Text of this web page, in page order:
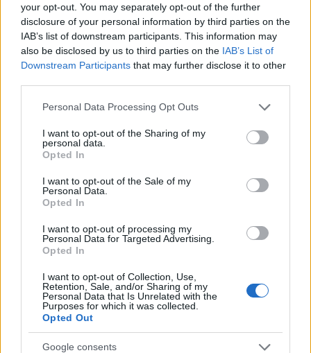
your opt-out. You may separately opt-out of the further
disclosure of your personal information by third parties on the
IAB’s list of downstream participants. This information may
also be disclosed by us to third parties on the IAB’s List of
Downstream Participants that may further disclose it to other
Please note that this website/app uses one or more Google
not limited to your visit or usage behaviour. You may click to
grant or deny consent to Google and its third-party tags to
use your data for below specified purposes in below Google
consent section.
Personal Data Processing Opt Outs
I want to opt-out of the Sharing of my
personal data.
Opted In
I want to opt-out of the Sale of my
Personal Data.
Opted In
I want to opt-out of processing my
Personal Data for Targeted Advertising.
Opted In
I want to opt-out of Collection, Use,
Retention, Sale, and/or Sharing of my
Personal Data that Is Unrelated with the
Purposes for which it was collected.
Opted Out
Google consents
TEMI: Calcio Eccellenza Sardegna
Li Punti
Polisportiva Porto Rotondo
Porto Rotondo Calcio
Condividi l'articolo
F
a
ce
b
o
o
k
T
w
it
te
r
Pi
n
te
st
W
h
at
A
p
S
h
a
Articolo precedente
NOTIZIE RECENTI
Allarme truffe a Berchidda, falsi incaricati
bussano alle porte
Notre-Dame de Paris conquista Olbia, la prima
al Molo Brin è un successo